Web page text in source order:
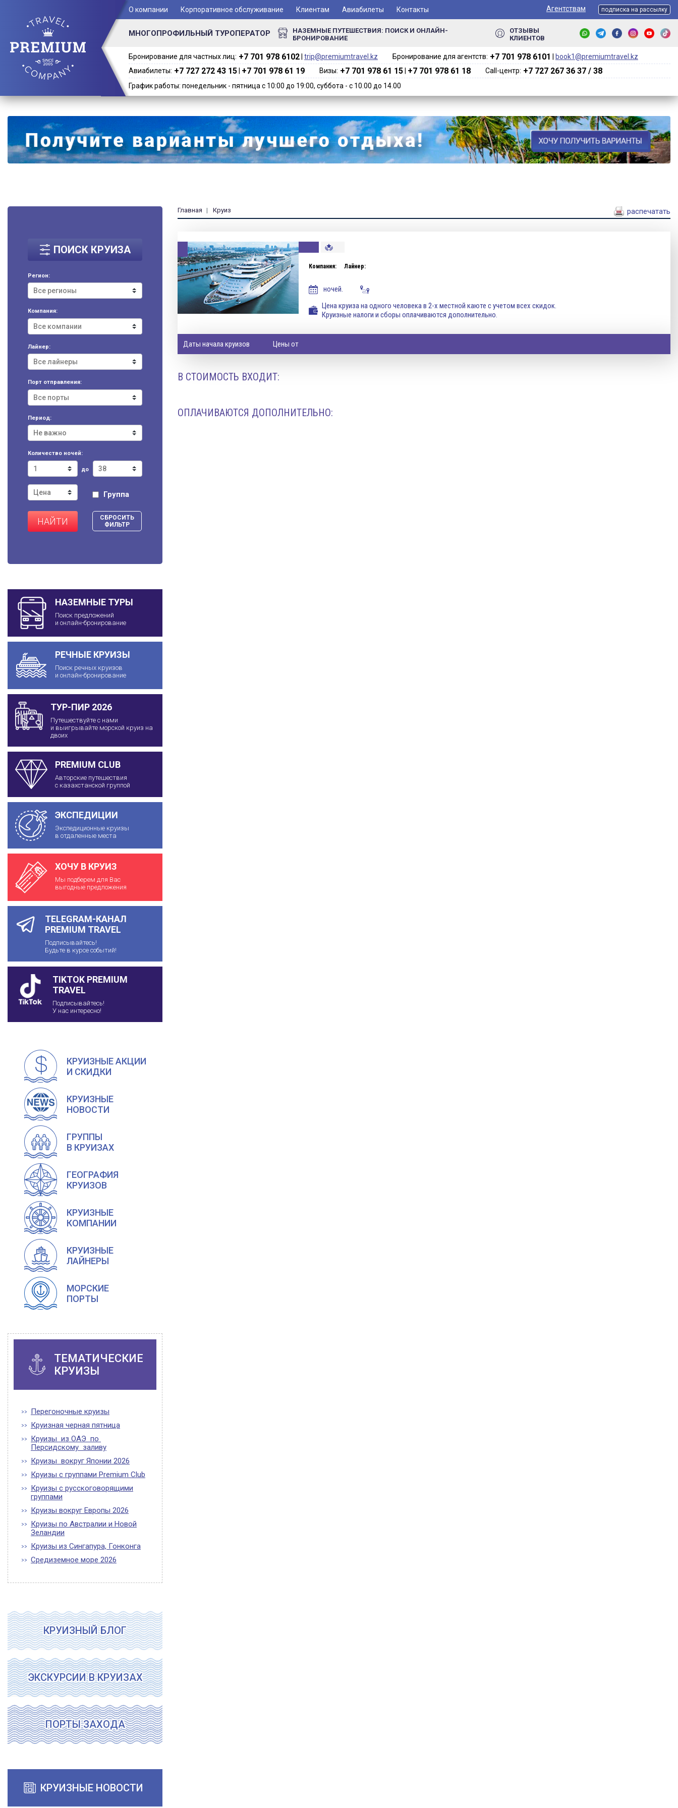
О компании Корпоративное обслуживание Клиентам Авиабилеты Контакты Агентствам подписка на рассылку
МНОГОПРОФИЛЬНЫЙ ТУРОПЕРАТОР
НАЗЕМНЫЕ ПУТЕШЕСТВИЯ: ПОИСК И ОНЛАЙН-
БРОНИРОВАНИЕ
ОТЗЫВЫ
КЛИЕНТОВ
Бронирование для частных лиц: +7 701 978 6102‬ trip@premiumtravel.kz Бронирование для агентств: +7 701 978 6101‬
book1@premiumtravel.kz
Авиабилеты: +7 727 272 43 15 +7 701 978 61 19 Визы: +7 701 978 61 15 +7 701 978 61 18 Call-центр: +7 727 267 36 37 / 38
График работы: понедельник - пятница с 10:00 до 19:00, суббота - с 10.00 до 14.00
ПОИСК КРУИЗА
Регион:
Компания:
Лайнер:
Порт отправления:
Период:
Количество ночей:
до
Группа
НАЙТИ
СБРОСИТЬ
ФИЛЬТР
НАЗЕМНЫЕ ТУРЫ
Поиск предложений
и онлайн-бронирование
РЕЧНЫЕ КРУИЗЫ
Поиск речных круизов
и онлайн-бронирование
ТУР-ПИР 2026
Путешествуйте с нами
и выигрывайте морской круиз на
двоих
PREMIUM CLUB
Авторские путешествия
с казахстанской группой
ЭКСПЕДИЦИИ
Экспедиционные круизы
в отдаленные места
ХОЧУ В КРУИЗ
Мы подберем для Вас
выгодные предложения
TELEGRAM-КАНАЛ
PREMIUM TRAVEL
Подписывайтесь!
Будьте в курсе событий!
TIKTOK PREMIUM
TRAVEL
Подписывайтесь!
У нас интересно!
КРУИЗНЫЕ АКЦИИ
И СКИДКИ
КРУИЗНЫЕ
НОВОСТИ
ГРУППЫ
В КРУИЗАХ
ГЕОГРАФИЯ
КРУИЗОВ
КРУИЗНЫЕ
КОМПАНИИ
КРУИЗНЫЕ
ЛАЙНЕРЫ
МОРСКИЕ
ПОРТЫ
ТЕМАТИЧЕСКИЕ
КРУИЗЫ
Перегоночные круизы
Круизная черная пятница
Круизы из ОАЭ по
Персидскому заливу
Круизы вокруг Японии 2026
Круизы с группами Premium Club
Круизы с русскоговорящими
группами
Круизы вокруг Европы 2026
Круизы по Австралии и Новой
Зеландии
Круизы из Сингапура, Гонконга
Средиземное море 2026
КРУИЗНЫЙ БЛОГ
ЭКСКУРСИИ В КРУИЗАХ
ПОРТЫ ЗАХОДА
КРУИЗНЫЕ НОВОСТИ
Главная Круиз распечатать
Компания: Лайнер:
ночей.
Цена круиза на одного человека в 2-х местной каюте с учетом всех скидок.
Круизные налоги и сборы оплачиваются дополнительно.
Даты начала круизов Цены от
В СТОИМОСТЬ ВХОДИТ:
ОПЛАЧИВАЮТСЯ ДОПОЛНИТЕЛЬНО: